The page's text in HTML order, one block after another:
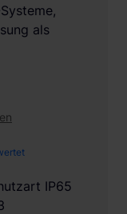
IP65
als